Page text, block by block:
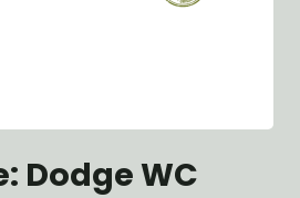
Dodge WC